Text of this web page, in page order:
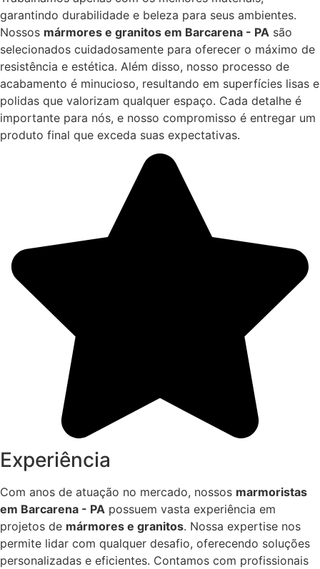
garantindo durabilidade e beleza para seus ambientes.
Nossos mármores e granitos em Barcarena - PA são
selecionados cuidadosamente para oferecer o máximo de
resistência e estética. Além disso, nosso processo de
acabamento é minucioso, resultando em superfícies lisas e
polidas que valorizam qualquer espaço. Cada detalhe é
importante para nós, e nosso compromisso é entregar um
produto final que exceda suas expectativas.
Experiência
Com anos de atuação no mercado, nossos marmoristas
em Barcarena - PA possuem vasta experiência em
projetos de mármores e granitos. Nossa expertise nos
permite lidar com qualquer desafio, oferecendo soluções
personalizadas e eficientes. Contamos com profissionais